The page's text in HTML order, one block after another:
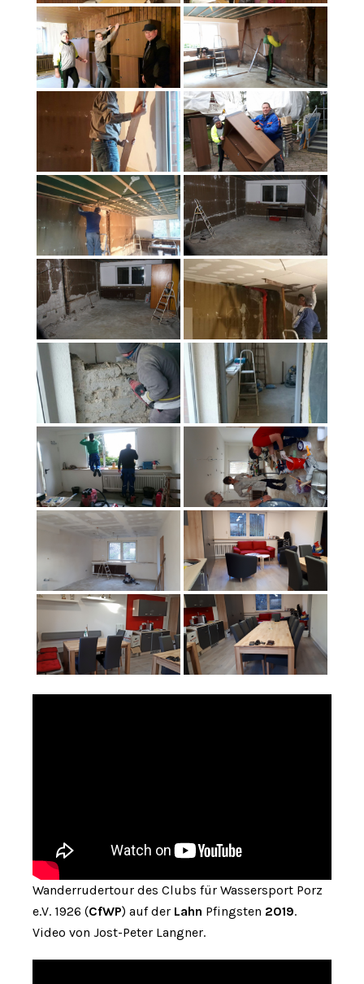
Wanderrudertour des Clubs für Wassersport Porz
e.V. 1926 (CfWP) auf der Lahn Pfingsten 2019.
Video von Jost-Peter Langner.